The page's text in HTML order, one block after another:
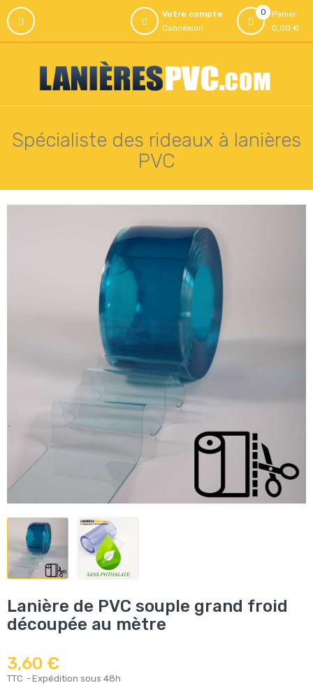
0
Panier
0,00 €
Votre compte
Connexion
Spécialiste des rideaux à lanières
PVC
Lanière de PVC souple grand froid
découpée au mètre
3,60 €
TTC Expédition sous 48h